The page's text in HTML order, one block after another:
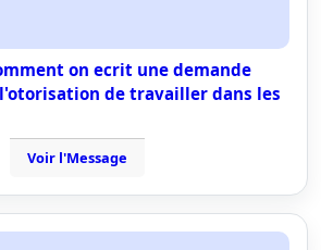
on ecrit une demande
de travailler dans les
Voir l'Message